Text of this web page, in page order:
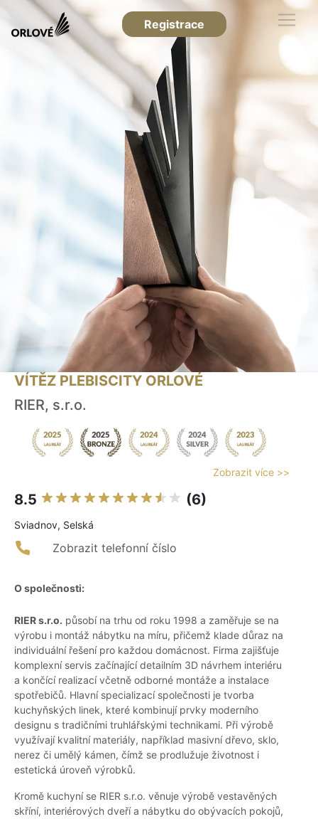
Registrace
VÍTĚZ PLEBISCITY ORLOVÉ
RIER, s.r.o.
Zobrazit více >>
8.5 (6)
Sviadnov, Selská
Zobrazit telefonní číslo
O společnosti:
RIER s.r.o. působí na trhu od roku 1998 a zaměřuje se na
výrobu i montáž nábytku na míru, přičemž klade důraz na
individuální řešení pro každou domácnost. Firma zajišťuje
komplexní servis začínající detailním 3D návrhem interiéru
a končící realizací včetně odborné montáže a instalace
spotřebičů. Hlavní specializací společnosti je tvorba
kuchyňských linek, které kombinují prvky moderního
designu s tradičními truhlářskými technikami. Při výrobě
využívají kvalitní materiály, například masivní dřevo, sklo,
nerez či umělý kámen, čímž se prodlužuje životnost i
estetická úroveň výrobků.
Kromě kuchyní se RIER s.r.o. věnuje výrobě vestavěných
skříní, interiérových dveří a nábytku do obývacích pokojů,